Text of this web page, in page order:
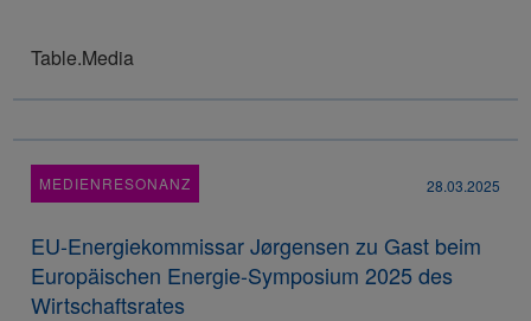
Table.Media
MEDIENRESONANZ 28.03.2025
EU-Energiekommissar Jørgensen zu Gast beim
Europäischen Energie-Symposium 2025 des
Wirtschaftsrates